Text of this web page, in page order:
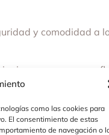
como las cookies para
El consentimiento de estas
de navegación o
y comodidad a
incorpora espuma
15 y 19 kg. Incluye